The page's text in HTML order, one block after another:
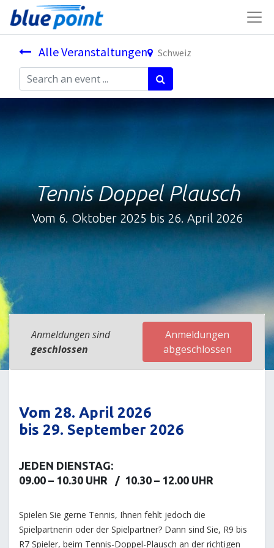
Alle Veranstaltungen Schweiz
Tennis Doppel Plausch
Vom 6. Oktober 2025 bis 26. April 2026
Anmeldungen sind
geschlossen
Anmeldungen
abgeschlossen
Vom 28. April 2026
bis 29. September 2026
JEDEN DIENSTAG:
09.00 – 10.30 UHR / 10.30 – 12.00 UHR
Spielen Sie gerne Tennis, Ihnen fehlt jedoch die
Spielpartnerin oder der Spielpartner? Dann sind Sie, R9 bis
R7 Spieler, beim Tennis-Doppel-Plausch an der richtigen